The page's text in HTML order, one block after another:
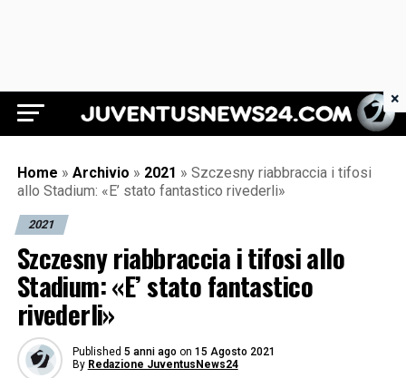
Juventus News 24
Home » Archivio » 2021 » Szczesny riabbraccia i tifosi
allo Stadium: «E’ stato fantastico rivederli»
2021
Szczesny riabbraccia i tifosi allo
Stadium: «E’ stato fantastico
rivederli»
Published 5 anni ago on 15 Agosto 2021
By Redazione JuventusNews24
×